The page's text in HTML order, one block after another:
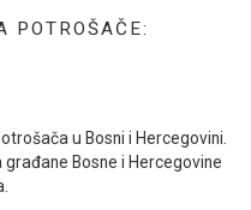
POTROŠAČE:
u Bosni i Hercegovini.
Bosne i Hercegovine